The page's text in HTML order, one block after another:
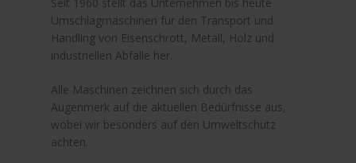
Umschlagmaschinen für den Transport und
Handling von Eisenschrott, Metall, Holz und
industriellen Abfälle her.
Alle Maschinen zeichnen sich durch das
Augenmerk auf die aktuellen Bedürfnisse aus,
wobei wir besonders auf den Umweltschutz
achten.